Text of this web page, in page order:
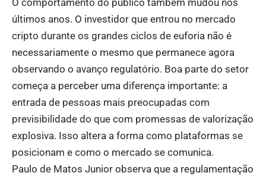
O comportamento do público também mudou nos
últimos anos. O investidor que entrou no mercado
cripto durante os grandes ciclos de euforia não é
necessariamente o mesmo que permanece agora
observando o avanço regulatório. Boa parte do setor
começa a perceber uma diferença importante: a
entrada de pessoas mais preocupadas com
previsibilidade do que com promessas de valorização
explosiva. Isso altera a forma como plataformas se
posicionam e como o mercado se comunica.
Paulo de Matos Junior observa que a regulamentação